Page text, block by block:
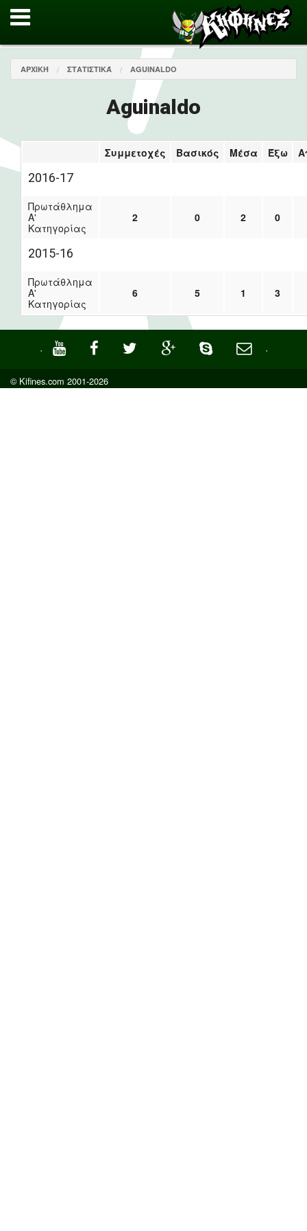
ΑΡΧΙΚΉ ΣΤΑΤΙΣΤΙΚΆ AGUINALDO
Aguinaldo
Συμμετοχές Βασικός Μέσα Έξω
2016-17
Πρωτάθλημα
Α'
Κατηγορίας
2 0 2 0
2015-16
Πρωτάθλημα
Α'
Κατηγορίας
6 5 1 3
· ·
© Kifines.com 2001-2026